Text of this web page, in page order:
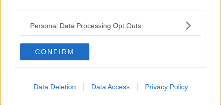
Personal Data Processing Opt Outs
CONFIRM
Data Deletion Data Access Privacy Policy
Paolo Rossi
Maradona
​Ancora Covid
In memoria
​Ancora Francesco